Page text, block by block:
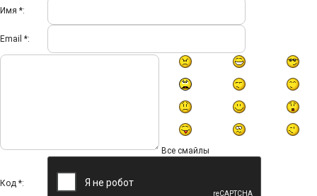
Имя *:
Email *:
Все смайлы
Код *: